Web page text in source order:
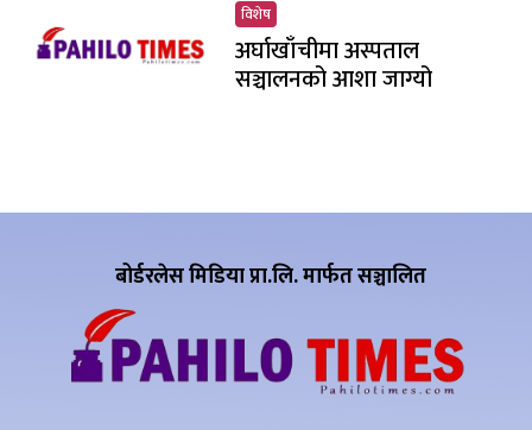
विशेष
अर्घाखाँचीमा अस्पताल
सञ्चालनको आशा जाग्यो
बोर्डरलेस मिडिया प्रा.लि. मार्फत सञ्चालित